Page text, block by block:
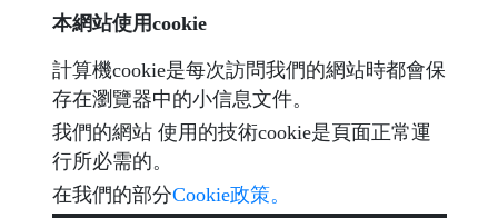
Captcha
发送
本網站使用cookie
計算機cookie是每次訪問我們的網站時都會保
存在瀏覽器中的小信息文件。
我們的網站 使用的技術cookie是頁面正常運
行所必需的。
在我們的部分Cookie政策。